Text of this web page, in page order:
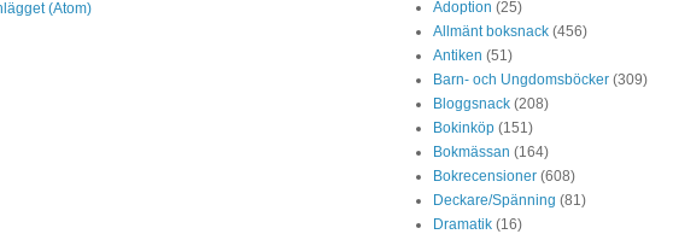
(Atom) Adoption (25)
Allmänt boksnack (456)
Antiken (51)
Barn- och Ungdomsböcker (309)
Bloggsnack (208)
Bokinköp (151)
Bokmässan (164)
Bokrecensioner (608)
Deckare/Spänning (81)
Dramatik (16)